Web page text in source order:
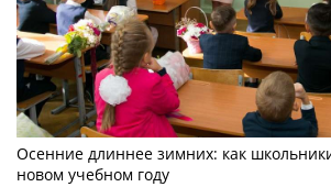
Осенние длиннее зимних: как
новом учебном году